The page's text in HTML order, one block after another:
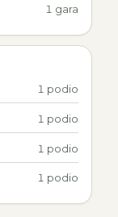
1 gara
1 podio
1 podio
1 podio
1 podio